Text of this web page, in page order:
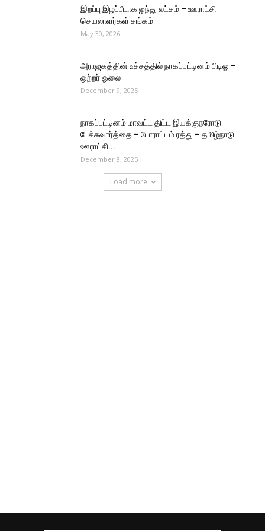
இறப்பு இழப்பீடாக ஐந்து லட்சம் – ஊராட்சி
செயலாளர்கள் சங்கம்
May 30, 2026
அராஜகத்தின் உச்சத்தில் நாகப்பட்டினம் பிடிஓ –
ஒற்றர் ஓலை
December 9, 2025
நாகப்பட்டினம் மாவட்ட திட்ட இயக்குநரோடு
பேச்சுவார்த்தை – போராட்டம் ரத்து – தமிழ்நாடு
ஊராட்சி...
December 8, 2025
Load more